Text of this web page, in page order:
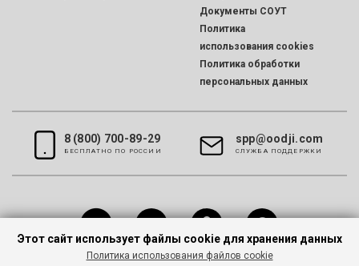
Документы СОУТ
Политика
использования cookies
Политика обработки
персональных данных
8 (800) 700-89-29
БЕСПЛАТНО ПО РОССИИ
spp@oodji.com
CЛУЖБА ПОДДЕРЖКИ
Этот сайт использует файлы cookie для хранения данных
Политика использования файлов cookie